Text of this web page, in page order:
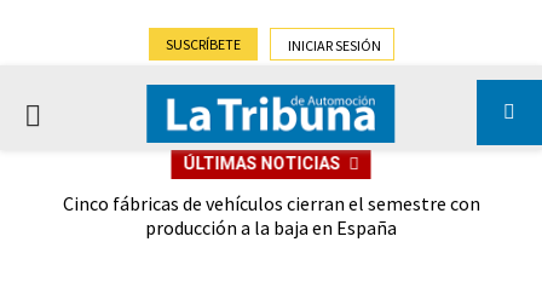
SUSCRÍBETE INICIAR SESIÓN
PRIMARY
ÚLTIMAS NOTICIAS
Cinco fábricas de vehículos cierran el semestre con
producción a la baja en España